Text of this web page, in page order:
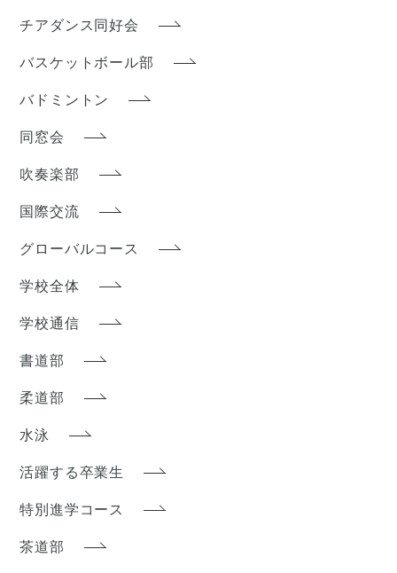
チアダンス同好会
バスケットボール部
バドミントン
同窓会
吹奏楽部
国際交流
グローバルコース
学校全体
学校通信
書道部
柔道部
水泳
活躍する卒業生
特別進学コース
茶道部